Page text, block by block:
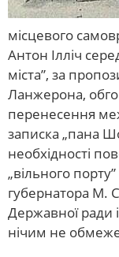
місцевого
Антон Ілліч
міста”, за
Ланжерона,
перенесення
записка „пана
необхідності
„вільного
губернатора М.
Державної ради
нічим не